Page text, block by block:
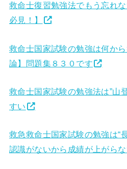
救命士復習勉強法でもう忘れ
必見！】
救命士国家試験の勉強は何か
論】問題集８３０です
救命士国家試験の勉強法は”山
すい
救急救命士国家試験の勉強は“
認識がないから成績が上がら